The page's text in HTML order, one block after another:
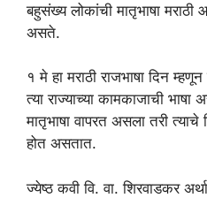
बहुसंख्य लोकांची मातृभाषा मराठी
असते.
१ मे हा मराठी राजभाषा दिन
त्या राज्याच्या कामकाजाची
मातृ‌भाषा वापरत असला तरी त्याचे
होत असतात.
ज्येष्ठ कवी वि. वा. शिरवाडकर